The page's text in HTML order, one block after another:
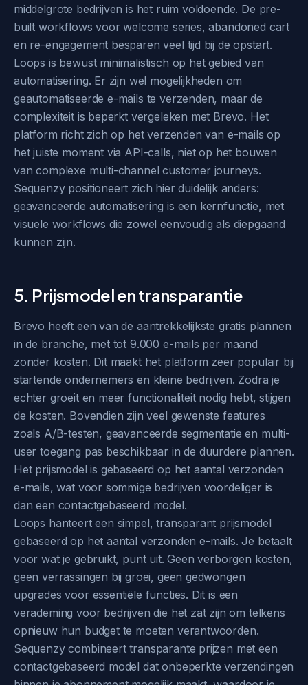
middelgrote bedrijven is het ruim voldoende. De pre-
built workflows voor welcome series, abandoned cart
en re-engagement besparen veel tijd bij de opstart.
Loops is bewust minimalistisch op het gebied van
automatisering. Er zijn wel mogelijkheden om
geautomatiseerde e-mails te verzenden, maar de
complexiteit is beperkt vergeleken met Brevo. Het
platform richt zich op het verzenden van e-mails op
het juiste moment via API-calls, niet op het bouwen
van complexe multi-channel customer journeys.
Sequenzy positioneert zich hier duidelijk anders:
geavanceerde automatisering is een kernfunctie, met
visuele workflows die zowel eenvoudig als diepgaand
kunnen zijn.
5. Prijsmodel en transparantie
Brevo heeft een van de aantrekkelijkste gratis plannen
in de branche, met tot 9.000 e-mails per maand
zonder kosten. Dit maakt het platform zeer populair bij
startende ondernemers en kleine bedrijven. Zodra je
echter groeit en meer functionaliteit nodig hebt, stijgen
de kosten. Bovendien zijn veel gewenste features
zoals A/B-testen, geavanceerde segmentatie en multi-
user toegang pas beschikbaar in de duurdere plannen.
Het prijsmodel is gebaseerd op het aantal verzonden
e-mails, wat voor sommige bedrijven voordeliger is
dan een contactgebaseerd model.
Loops hanteert een simpel, transparant prijsmodel
gebaseerd op het aantal verzonden e-mails. Je betaalt
voor wat je gebruikt, punt uit. Geen verborgen kosten,
geen verrassingen bij groei, geen gedwongen
upgrades voor essentiële functies. Dit is een
verademing voor bedrijven die het zat zijn om telkens
opnieuw hun budget te moeten verantwoorden.
Sequenzy combineert transparante prijzen met een
contactgebaseerd model dat onbeperkte verzendingen